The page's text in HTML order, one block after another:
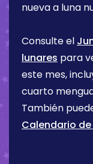
nueva a luna
Consulte el
lunares para
este mes,
cuarto
También
Calendario